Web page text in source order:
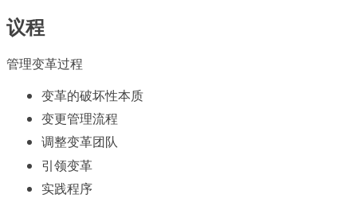
议程
管理变革过程
变革的破坏性本质
变更管理流程
调整变革团队
引领变革
实践程序